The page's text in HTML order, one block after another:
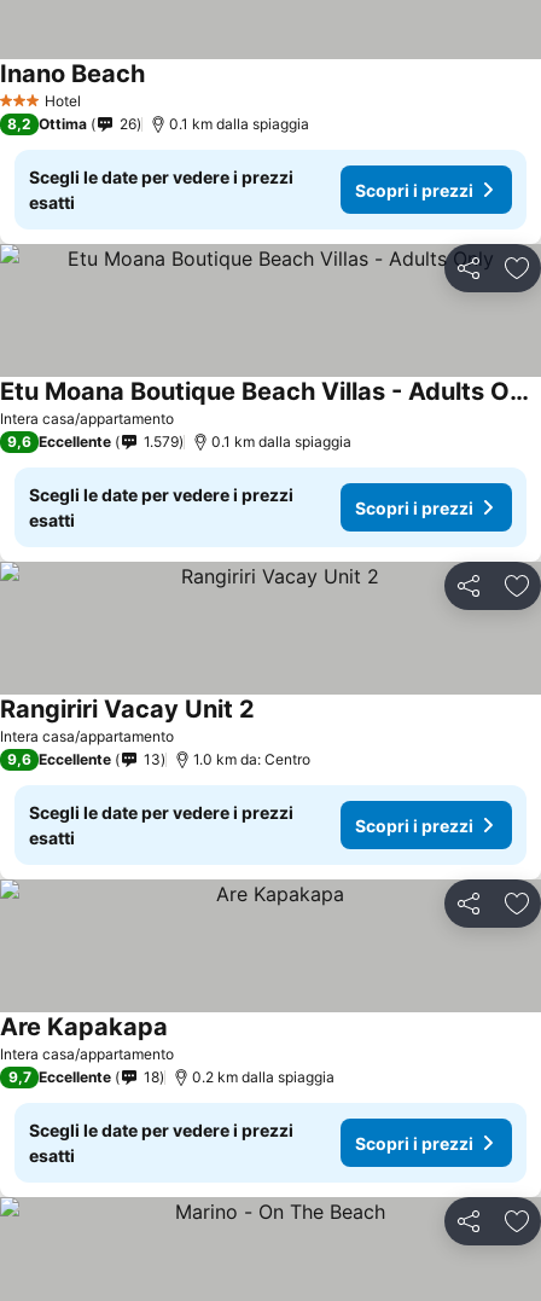
3 StelleHotel
Inano Beach
8,2 Ottima 26 0.1 km dalla spiaggia
Scegli le date per vedere i prezzi
esatti
Scopri i prezzi
Condividi
Intera casa/appartamento
Etu Moana Boutique Beach Villas - Adults Only
9,6 Eccellente 1.579 0.1 km dalla spiaggia
Scegli le date per vedere i prezzi
esatti
Scopri i prezzi
Condividi
Intera casa/appartamento
Rangiriri Vacay Unit 2
9,6 Eccellente 13 1.0 km da: Centro
Scegli le date per vedere i prezzi
esatti
Scopri i prezzi
Condividi
Intera casa/appartamento
Are Kapakapa
9,7 Eccellente 18 0.2 km dalla spiaggia
Scegli le date per vedere i prezzi
esatti
Scopri i prezzi
Condividi